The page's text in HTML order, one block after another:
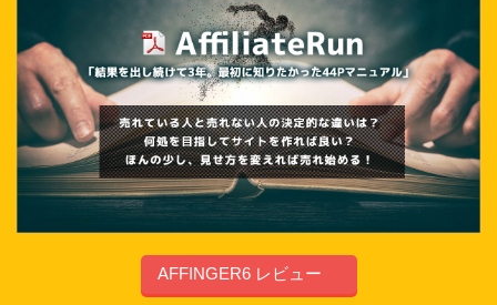
AFFINGER6 レビュー